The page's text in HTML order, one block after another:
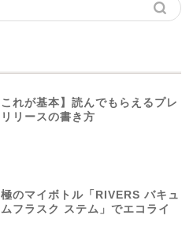
これが基本】読んでもらえるプレ
リリースの書き方
のマイボトル「RIVERS バキュ
フラスク ステム」でエコライ